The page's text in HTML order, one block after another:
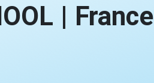
| France